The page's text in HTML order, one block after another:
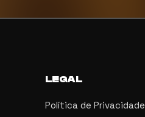
LEGAL
Política de Privacidade